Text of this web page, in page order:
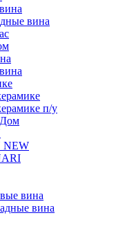
вина
п/у
NEW
вина
вина